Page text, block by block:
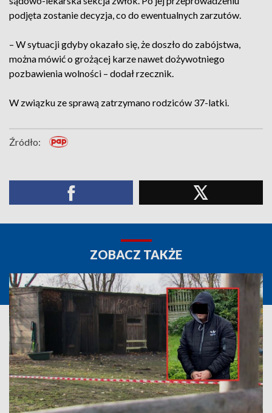
podjęta zostanie decyzja, co do ewentualnych zarzutów.
– W sytuacji gdyby okazało się, że doszło do zabójstwa,
można mówić o grożącej karze nawet dożywotniego
pozbawienia wolności – dodał rzecznik.
W związku ze sprawą zatrzymano rodziców 37-latki.
Źródło:
ZOBACZ TAKŻE